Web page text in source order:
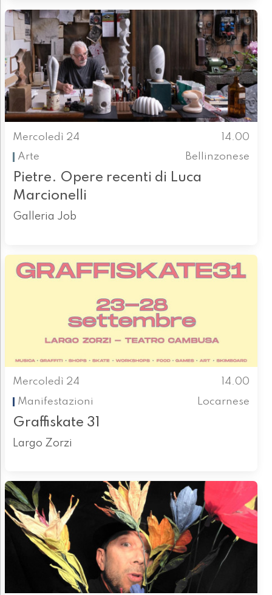
Mercoledì 24
14.00
Arte
Bellinzonese
Pietre. Opere recenti di Luca
Marcionelli
Galleria Job
Mercoledì 24
14.00
Manifestazioni
Locarnese
Graffiskate 31
Largo Zorzi